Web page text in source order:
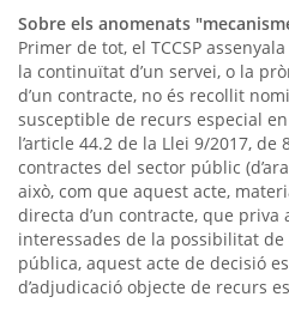
Sobre els anomenats
Primer de tot, el TCCSP
la continuïtat d’un servei, o la
d’un contracte, no és recollit
susceptible de recurs especial
l’article 44.2 de la Llei 9/2017, de
contractes del sector públic
això, com que aquest acte,
directa d’un contracte, que priva
interessades de la possibilitat
pública, aquest acte de decisió
d’adjudicació objecte de recurs